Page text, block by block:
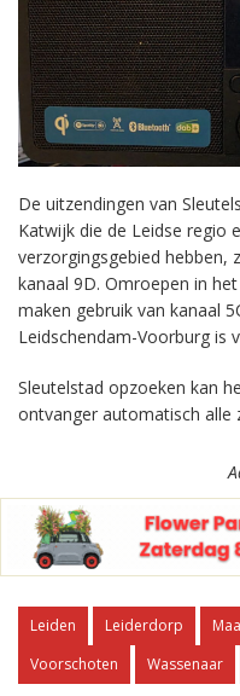
De uitzendingen van
Katwijk die de Leidse regio
verzorgingsgebied hebben,
kanaal 9D. Omroepen in
maken gebruik van kanaal
Leidschendam-Voorburg is
Sleutelstad opzoeken kan
ontvanger automatisch alle
Leiden Leiderdorp
Voorschoten
Wassenaar